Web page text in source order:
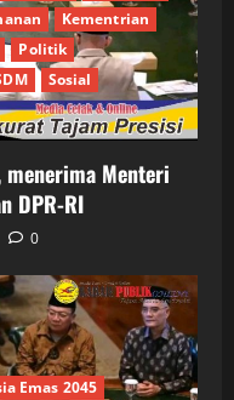
Kementrian
Politik
Sosial
menerima Menteri
DPR-RI
0
Emas 2045